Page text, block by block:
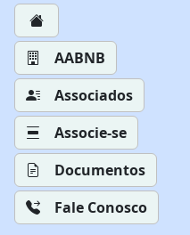
AABNB
Associados
Associe-se
Documentos
Fale Conosco